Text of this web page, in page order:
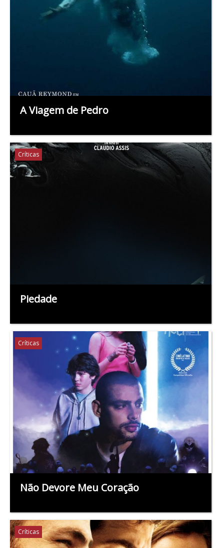
A Viagem de Pedro
Críticas
Piedade
Críticas
Não Devore Meu Coração
Críticas